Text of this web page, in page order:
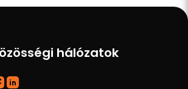
hálózatok